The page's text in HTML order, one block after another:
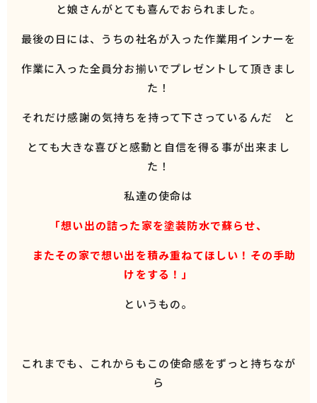
と娘さんがとても喜んでおられました。
最後の日には、うちの社名が入った作業用インナーを
作業に入った全員分お揃いでプレゼントして頂きまし
た！
それだけ感謝の気持ちを持って下さっているんだ と
とても大きな喜びと感動と自信を得る事が出来まし
た！
私達の使命は
「想い出の詰った家を塗装防水で蘇らせ、
またその家で想い出を積み重ねてほしい！ その手助
けをする！」
というもの。
これまでも、これからもこの使命感をずっと持ちなが
ら